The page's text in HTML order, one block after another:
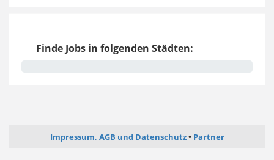
Finde Jobs in folgenden Städten:
Impressum, AGB und Datenschutz Partner